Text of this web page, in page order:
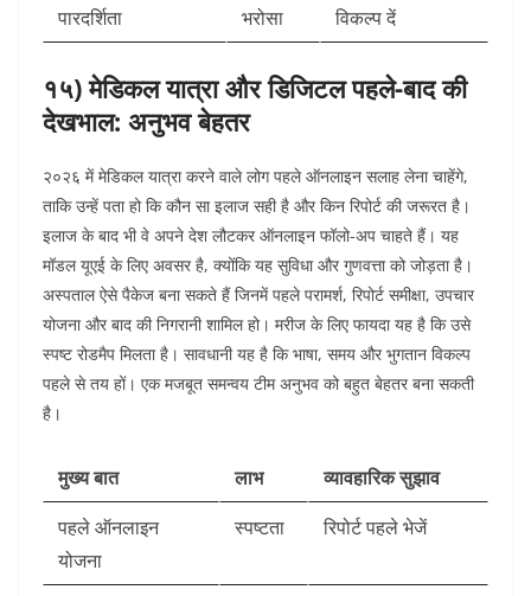
पारदर्शिता
भरोसा विकल्प दें
१५) मेडिकल यात्रा और डिजिटल पहले-बाद की
देखभाल: अनुभव बेहतर
२०२६ में मेडिकल यात्रा करने वाले लोग पहले ऑनलाइन सलाह लेना चाहेंगे,
ताकि उन्हें पता हो कि कौन सा इलाज सही है और किन रिपोर्ट की जरूरत है।
इलाज के बाद भी वे अपने देश लौटकर ऑनलाइन फॉलो-अप चाहते हैं। यह
मॉडल यूएई के लिए अवसर है, क्योंकि यह सुविधा और गुणवत्ता को जोड़ता है।
अस्पताल ऐसे पैकेज बना सकते हैं जिनमें पहले परामर्श, रिपोर्ट समीक्षा, उपचार
योजना और बाद की निगरानी शामिल हो। मरीज के लिए फायदा यह है कि उसे
स्पष्ट रोडमैप मिलता है। सावधानी यह है कि भाषा, समय और भुगतान विकल्प
पहले से तय हों। एक मजबूत समन्वय टीम अनुभव को बहुत बेहतर बना सकती
है।
मुख्य बात लाभ
व्यावहारिक सुझाव
पहले ऑनलाइन
योजना
स्पष्टता रिपोर्ट पहले भेजें